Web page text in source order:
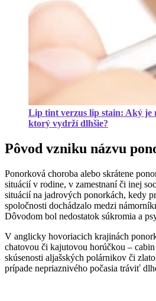
Lip tint verzus lip stain: Aký je
ktorý vydrží dlhšie?
Pôvod vzniku názvu
Ponorková choroba alebo skrátene
situácií v rodine, v zamestnaní či inej
situácií na jadrových ponorkách, kedy
spoločnosti dochádzalo medzi
Dôvodom bol nedostatok súkromia a
V anglicky hovoriacich krajinách
chatovou či kajutovou horúčkou –
skúsenosti aljašských polárnikov či
prípade nepriaznivého počasia tráviť